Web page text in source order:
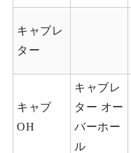
キャブレ
ター
キャブ
OH
キャブレ
ター オー
バーホー
ル